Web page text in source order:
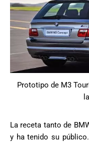
Prototipo de M3
La receta tanto de
y ha tenido su